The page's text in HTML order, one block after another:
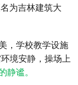
为吉林建筑大
，学校教学设施
境安静，操场上
静谧。